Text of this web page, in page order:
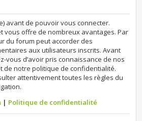
avant de pouvoir vous connecter.
vous offre de nombreux avantages. Par
du forum peut accorder des
aux utilisateurs inscrits. Avant
vous d’avoir pris connaissance de nos
de notre politique de confidentialité.
attentivement toutes les règles du
| Politique de confidentialité